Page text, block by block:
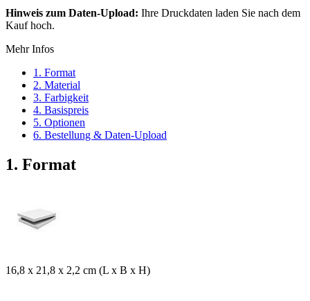
Hinweis zum Daten-Upload: Ihre Druckdaten laden Sie nach dem
Kauf hoch.
Mehr Infos
1. Format
2. Material
3. Farbigkeit
4. Basispreis
5. Optionen
6. Bestellung & Daten-Upload
1. Format
16,8 x 21,8 x 2,2 cm (L x B x H)